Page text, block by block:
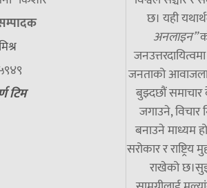
टिम
छ। यही
अनलाइन”
जनताको
बुझ्दछौं
जगाउने, विचार
बनाउने माध्यम
सरोकार र
राखेको